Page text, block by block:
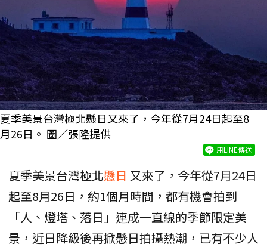
夏季美景台灣極北懸日又來了，今年從7月24日起至8
月26日。 圖／張隆提供
用LINE傳送
夏季美景台灣極北懸日 又來了，今年從7月24日
起至8月26日，約1個月時間，都有機會拍到
「人、燈塔、落日」連成一直線的季節限定美
景，近日降級後再掀懸日拍攝熱潮，已有不少人